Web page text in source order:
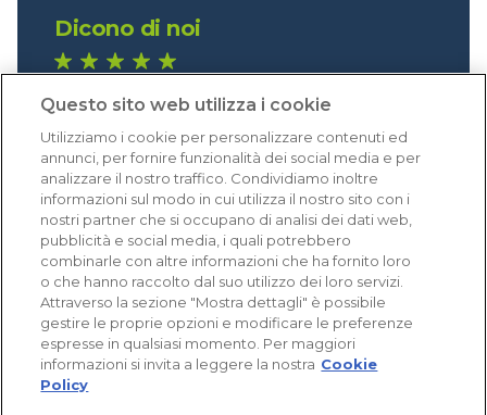
Dicono di noi
Eccellente (4,8)
Acquisti verificati
Questo sito web utilizza i cookie
Utilizziamo i cookie per personalizzare contenuti ed
annunci, per fornire funzionalità dei social media e per
analizzare il nostro traffico. Condividiamo inoltre
informazioni sul modo in cui utilizza il nostro sito con i
nostri partner che si occupano di analisi dei dati web,
pubblicità e social media, i quali potrebbero
combinarle con altre informazioni che ha fornito loro
o che hanno raccolto dal suo utilizzo dei loro servizi.
Attraverso la sezione "Mostra dettagli" è possibile
gestire le proprie opzioni e modificare le preferenze
espresse in qualsiasi momento. Per maggiori
informazioni si invita a leggere la nostra Cookie
Policy